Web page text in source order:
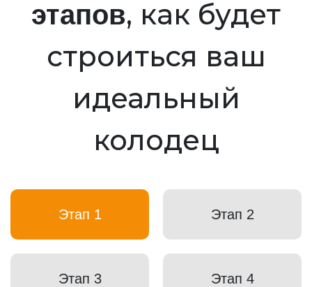
этапов, как будет
строиться ваш
идеальный
колодец
Этап 1 Этап 2
Этап 3 Этап 4